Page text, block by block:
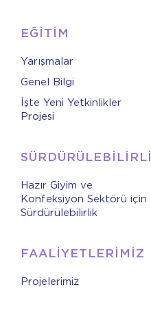
EĞİTİM
Yarışmalar
Genel Bilgi
İşte Yeni Yetkinlikler
Projesi
Hazır Giyim ve
Konfeksiyon Sektörü için
Sürdürülebilirlik
FAALİYETLERİMİZ
Projelerimiz